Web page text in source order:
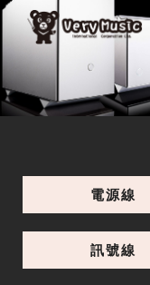
電源線
訊號線